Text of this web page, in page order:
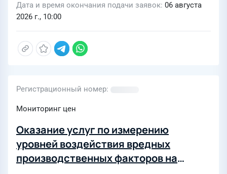
Дата и время окончания подачи заявок 06 августа
2026 г., 10:00
Регистрационный номер
Мониторинг цен
Оказание услуг по измерению
уровней воздействия вредных
производственных факторов на